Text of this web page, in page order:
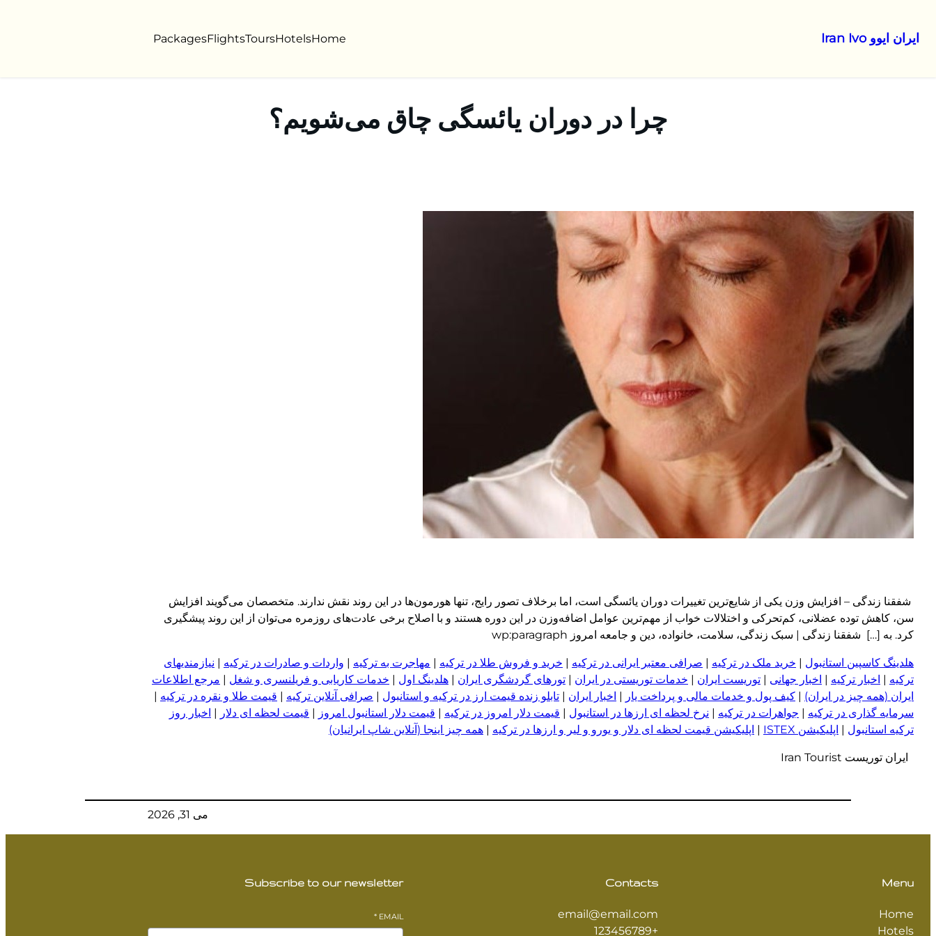
ایران ایوو Iran Ivo Home
Hotels
Tours
Flights
Packages
چرا در دوران یائسگی چاق می‌شویم؟
شفقنا زندگی – افزایش وزن یکی از شایع‌ترین تغییرات دوران یائسگی است، اما برخلاف تصور رایج، تنها هورمون‌ها در این روند نقش ندارند. متخصصان می‌گویند افزایش
سن، کاهش توده عضلانی، کم‌تحرکی و اختلالات خواب از مهم‌ترین عوامل اضافه‌وزن در این دوره هستند و با اصلاح برخی عادت‌های روزمره می‌توان از این روند پیشگیری
کرد. به […] شفقنا زندگی | سبک زندگی، سلامت، خانواده، دین و جامعه امروز wp:paragraph
هلدینگ کاسپین استانبول | خرید ملک در ترکیه | صرافی معتبر ایرانی در ترکیه | خرید و فروش طلا در ترکیه | مهاجرت به ترکیه | واردات و صادرات در ترکیه | نیازمندیهای
ترکیه | اخبار ترکیه | اخبار جهانی | توریست ایران | خدمات توریستی در ایران | تورهای گردشگری ایران | هلدینگ اول | خدمات کاریابی و فریلنسری و شغل | مرجع اطلاعات
ایران (همه چیز در ایران) | کیف پول و خدمات مالی و پرداخت یار | اخبار ایران | تابلو زنده قیمت ارز در ترکیه و استانبول | صرافی آنلاین ترکیه | قیمت طلا و نقره در ترکیه |
سرمایه گذاری در ترکیه | جواهرات در ترکیه | نرخ لحظه ای ارزها در استانبول | قیمت دلار امروز در ترکیه | قیمت دلار استانبول امروز | قیمت لحظه ای دلار | اخبار روز
ترکیه استانبول | اپلیکیشن ISTEX | اپلیکیشن قیمت لحظه ای دلار و یورو و لیر و ار زها در ترکیه | همه چیز اینجا (آنلاین شاپ ایرانیان)
ایران توریست Iran Tourist
می 31, 2026
Menu
Home
Hotels
Contacts
email@email.com
+123456789
Subscribe to our newsletter
EMAIL
*